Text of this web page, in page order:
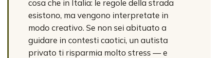
cosa che in Italia: le regole della strada
esistono, ma vengono interpretate in
modo creativo. Se non sei abituato a
guidare in contesti caotici, un autista
privato ti risparmia molto stress — e